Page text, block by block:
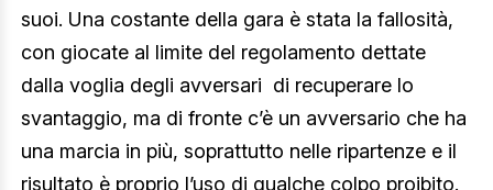
suoi. Una costante della gara è stata la fallosità,
con giocate al limite del regolamento dettate
dalla voglia degli avversari di recuperare lo
svantaggio, ma di fronte c’è un avversario che ha
una marcia in più, soprattutto nelle ripartenze e il
risultato è proprio l’uso di qualche colpo proibito.